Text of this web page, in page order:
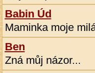
Babin Úd
Maminka moje
Ben
Zná můj názor...